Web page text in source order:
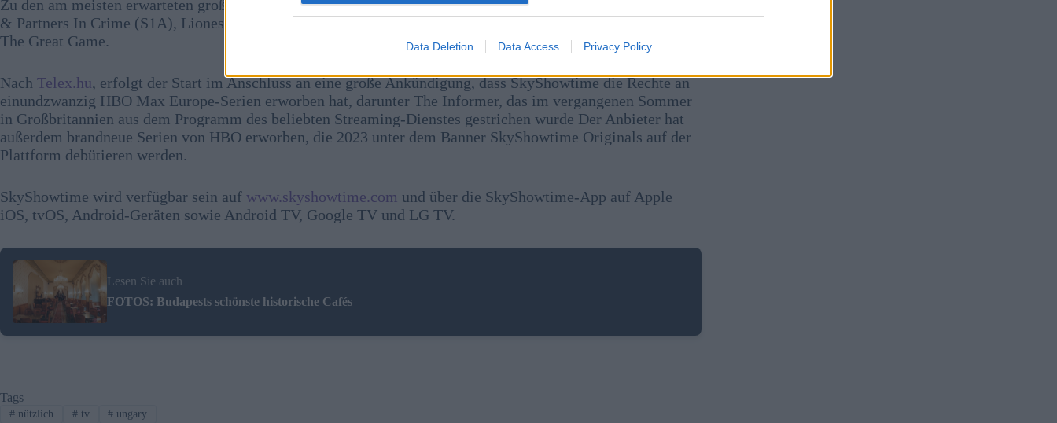
Data Deletion Data Access Privacy Policy
Zu den am meisten erwarteten großen neuen Filmen und Serien gehören A Town Called Malice, Belfast, Drift
& Partners In Crime (S1A), Lioness, Nope, Minions: The Rise of Gru, Rabbit Hole, Smile, The Black Phones
The Great Game.
Nach Telex.hu, erfolgt der Start im Anschluss an eine große Ankündigung, dass SkyShowtime die Rechte an
einundzwanzig HBO Max Europe-Serien erworben hat, darunter The Informer, das im vergangenen Sommer
in Großbritannien aus dem Programm des beliebten Streaming-Dienstes gestrichen wurde Der Anbieter hat
außerdem brandneue Serien von HBO erworben, die 2023 unter dem Banner SkyShowtime Originals auf der
Plattform debütieren werden.
SkyShowtime wird verfügbar sein auf www.skyshowtime.com und über die SkyShowtime-App auf Apple
iOS, tvOS, Android-Geräten sowie Android TV, Google TV und LG TV.
Lesen Sie auch
FOTOS: Budapests schönste historische Cafés
Tags
#nützlich #tv # ungary